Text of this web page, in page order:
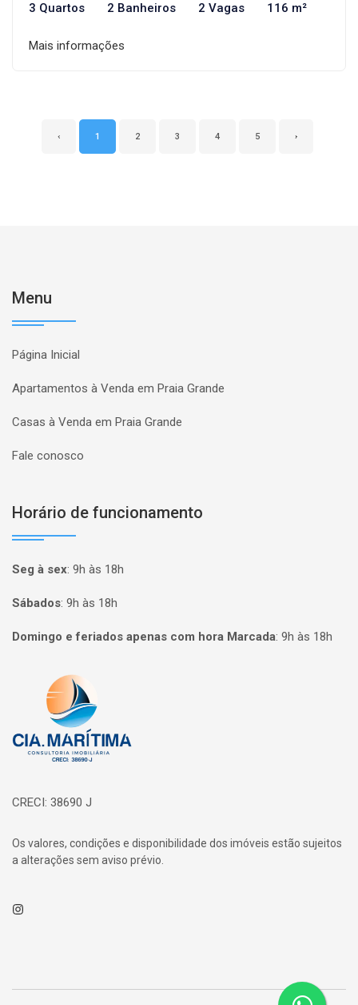
3 Quartos 2 Banheiros 2 Vagas 116 m²
Mais informações
‹ 1 2 3 4 5 ›
Menu
Página Inicial
Apartamentos à Venda em Praia Grande
Casas à Venda em Praia Grande
Fale conosco
Horário de funcionamento
Seg à sex: 9h às 18h
Sábados: 9h às 18h
Domingo e feriados apenas com hora Marcada: 9h às 18h
Página inicial
CRECI: 38690 J
Os valores, condições e disponibilidade dos imóveis estão sujeitos
a alterações sem aviso prévio.
Instagram